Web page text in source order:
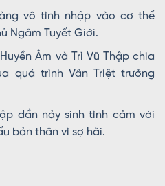
vô tình nhập vào cơ thể
Ngâm Tuyết Giới.
Âm và Trì Vũ Thập chia
quá trình Vân Triệt trưởng
dần nảy sinh tình cảm với
bản thân vì sợ hãi.